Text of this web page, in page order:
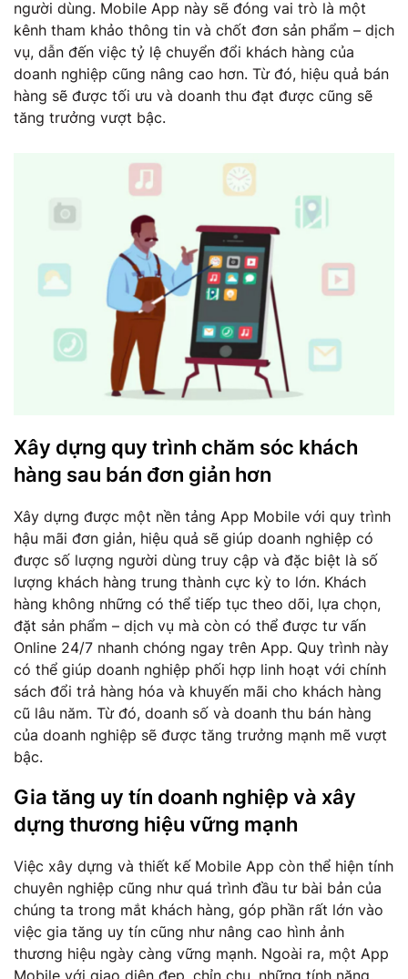
người dùng. Mobile App này sẽ đóng vai trò là một
kênh tham khảo thông tin và chốt đơn sản phẩm – dịch
vụ, dẫn đến việc tỷ lệ chuyển đổi khách hàng của
doanh nghiệp cũng nâng cao hơn. Từ đó, hiệu quả bán
hàng sẽ được tối ưu và doanh thu đạt được cũng sẽ
tăng trưởng vượt bậc.
Xây dựng quy trình chăm sóc khách
hàng sau bán đơn giản hơn
Xây dựng được một nền tảng App Mobile với quy trình
hậu mãi đơn giản, hiệu quả sẽ giúp doanh nghiệp có
được số lượng người dùng truy cập và đặc biệt là số
lượng khách hàng trung thành cực kỳ to lớn. Khách
hàng không những có thể tiếp tục theo dõi, lựa chọn,
đặt sản phẩm – dịch vụ mà còn có thể được tư vấn
Online 24/7 nhanh chóng ngay trên App. Quy trình này
có thể giúp doanh nghiệp phối hợp linh hoạt với chính
sách đổi trả hàng hóa và khuyến mãi cho khách hàng
cũ lâu năm. Từ đó, doanh số và doanh thu bán hàng
của doanh nghiệp sẽ được tăng trưởng mạnh mẽ vượt
bậc.
Gia tăng uy tín doanh nghiệp và xây
dựng thương hiệu vững mạnh
Việc xây dựng và thiết kế Mobile App còn thể hiện tính
chuyên nghiệp cũng như quá trình đầu tư bài bản của
chúng ta trong mắt khách hàng, góp phần rất lớn vào
việc gia tăng uy tín cũng như nâng cao hình ảnh
thương hiệu ngày càng vững mạnh. Ngoài ra, một App
Mobile với giao diện đẹp, chỉn chu, những tính năng,